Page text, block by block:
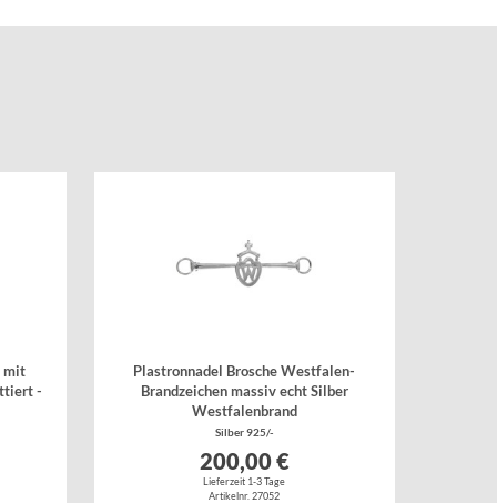
mit
-
Plastronnadel Brosche Westfalen-
Brandzeichen massiv echt Silber
Westfalenbrand
Silber 925/-
200,00 €
Lieferzeit 1-3 Tage
Artikelnr. 27052